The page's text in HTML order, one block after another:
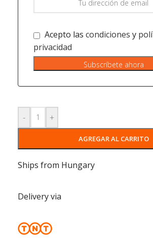
Acepto las condiciones y
privacidad
Subscríbete ahora
- +
AGREGAR AL CARRITO
Ships from Hungary
Delivery via